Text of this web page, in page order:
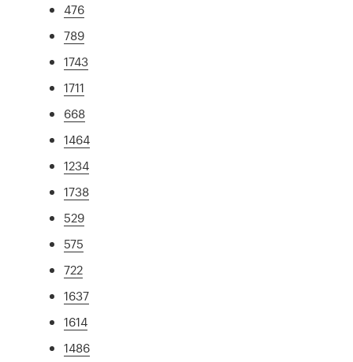
476
789
1743
1711
668
1464
1234
1738
529
575
722
1637
1614
1486